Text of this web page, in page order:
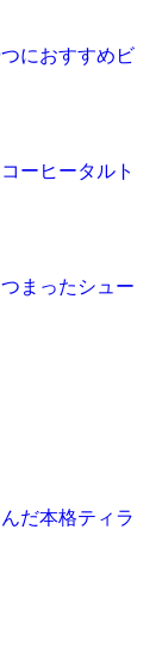
におすすめビ
ーヒータルト
まったシュー
だ本格ティラ